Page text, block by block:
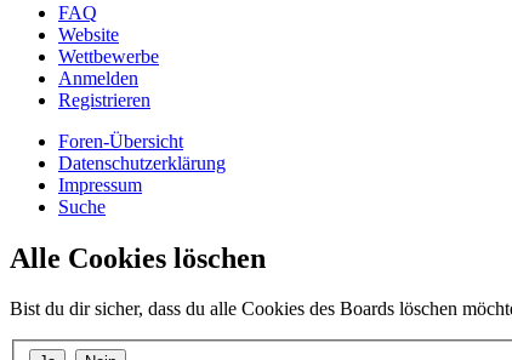
FAQ
Website
Wettbewerbe
Anmelden
Registrieren
Foren-Übersicht
Datenschutzerklärung
Impressum
Suche
Alle Cookies löschen
Bist du dir sicher, dass du alle Cookies des Boards löschen